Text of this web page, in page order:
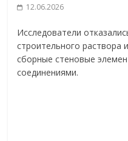
12.06.2026
Исследователи
строительного раствора
сборные стеновые
соединениями.